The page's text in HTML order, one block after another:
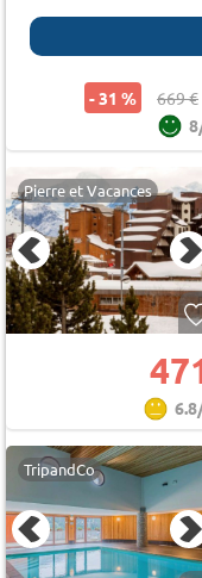
- 31 % 669 €
Pierre et Vacances
TripandCo